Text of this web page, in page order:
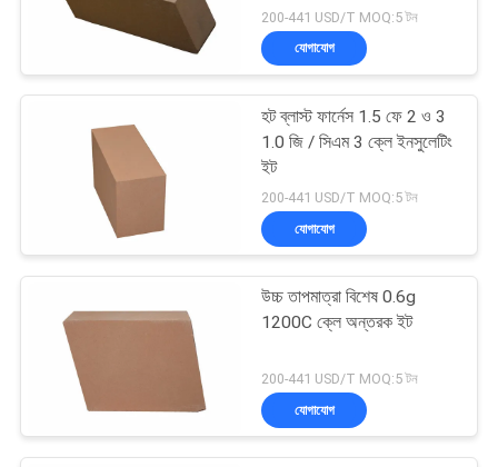
মালাইট আইসোলেশন ইট
একক অগ্নি প্রতিরোধক
200-441 USD/T MOQ:5 টন
যোগাযোগ
হট ব্লাস্ট ফার্নেস 1.5 ফে 2 ও 3
1.0 জি / সিএম 3 ক্লে ইনসুলেটিং
ইট
200-441 USD/T MOQ:5 টন
যোগাযোগ
উচ্চ তাপমাত্রা বিশেষ 0.6g
1200C ক্লে অন্তরক ইট
200-441 USD/T MOQ:5 টন
যোগাযোগ